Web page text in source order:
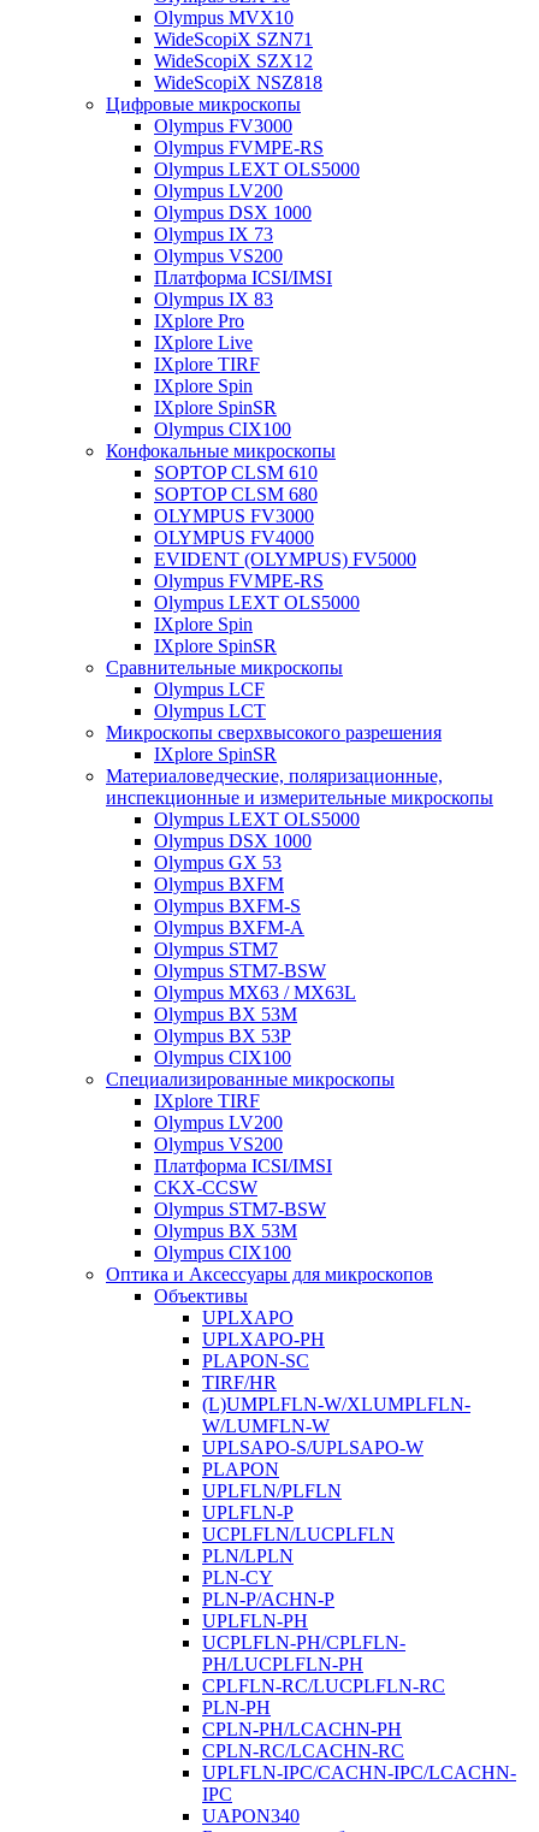
Olympus MVX10
WideScopiX SZN71
WideScopiX SZX12
WideScopiX NSZ818
Цифровые микроскопы
Olympus FV3000
Olympus FVMPE-RS
Olympus LEXT OLS5000
Olympus LV200
Olympus DSX 1000
Olympus IX 73
Olympus VS200
Платформа ICSI/IMSI
Olympus IX 83
IXplore Pro
IXplore Live
IXplore TIRF
IXplore Spin
IXplore SpinSR
Olympus CIX100
Конфокальные микроскопы
SOPTOP CLSM 610
SOPTOP CLSM 680
OLYMPUS FV3000
OLYMPUS FV4000
EVIDENT (OLYMPUS) FV5000
Olympus FVMPE-RS
Olympus LEXT OLS5000
IXplore Spin
IXplore SpinSR
Сравнительные микроскопы
Olympus LCF
Olympus LCT
Микроскопы сверхвысокого разрешения
IXplore SpinSR
Материаловедческие, поляризационные,
инспекционные и измерительные микроскопы
Olympus LEXT OLS5000
Olympus DSX 1000
Olympus GX 53
Olympus BXFM
Olympus BXFM-S
Olympus BXFM-A
Olympus STM7
Olympus STM7-BSW
Olympus MX63 / MX63L
Olympus BX 53M
Olympus BX 53P
Olympus CIX100
Специализированные микроскопы
IXplore TIRF
Olympus LV200
Olympus VS200
Платформа ICSI/IMSI
CKX-CCSW
Olympus STM7-BSW
Olympus BX 53M
Olympus CIX100
Оптика и Аксессуары для микроскопов
Объективы
UPLXAPO
UPLXAPO-PH
PLAPON-SC
TIRF/HR
(L)UMPLFLN-W/XLUMPLFLN-
W/LUMFLN-W
UPLSAPO-S/UPLSAPO-W
PLAPON
UPLFLN/PLFLN
UPLFLN-P
UCPLFLN/LUCPLFLN
PLN/LPLN
PLN-CY
PLN-P/ACHN-P
UPLFLN-PH
UCPLFLN-PH/CPLFLN-
PH/LUCPLFLN-PH
CPLFLN-RC/LUCPLFLN-RC
PLN-PH
CPLN-PH/LCACHN-PH
CPLN-RC/LCACHN-RC
UPLFLN-IPC/CACHN-IPC/LCACHN-
IPC
UAPON340